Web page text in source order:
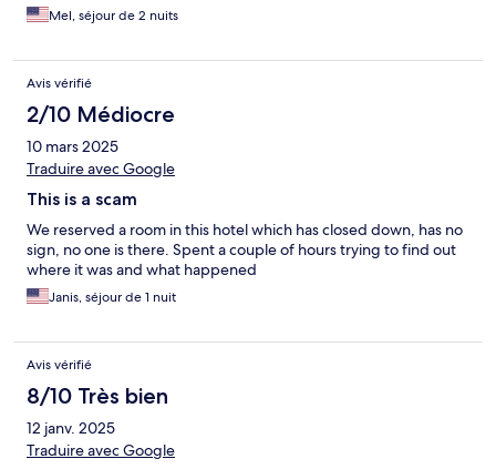
Mel, séjour de 2 nuits
Avis vérifié
2/10 Médiocre
10 mars 2025
Traduire avec Google
This is a scam
We reserved a room in this hotel which has closed down, has no
sign, no one is there. Spent a couple of hours trying to find out
where it was and what happened
Janis, séjour de 1 nuit
Avis vérifié
8/10 Très bien
12 janv. 2025
Traduire avec Google